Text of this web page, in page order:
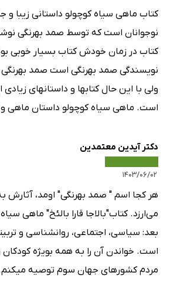
کتاب ماهی سیاه کوچولو داستانی زیبا و
نوجوانان است که توسط صمد بهرنگی
کتاب در زمان خودش کتاب بسیار خوبی
نویسندگی صمد بهرنگی است صمد
ولی با این حال کتابها و داستانهای
است. ماهی سیاه کوچولو داستان ماهی و
دکتر آیدین معتمدین
۱۴۰۳/۰۶/۰۲
هر کجا اسم " صمد بهرنگی" اومد، آثارش
می‌ارزد. کتاب"بالاجا قارا بالئخ" ماهی
بعد: سیاسی، اجتماعی، روانشناسی و
است. خواندن آن را به همه بویژه کودکان
مردم کشورهای جهان سوم توصیه